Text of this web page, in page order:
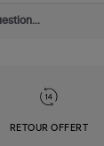
RETOUR OFFERT